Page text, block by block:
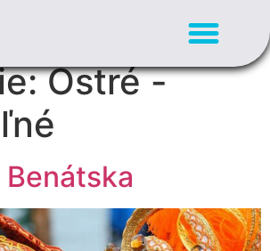
Ostré -
Benátska